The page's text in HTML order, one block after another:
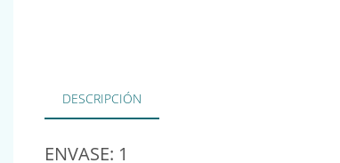
DESCRIPCIÓN
ENVASE: 1